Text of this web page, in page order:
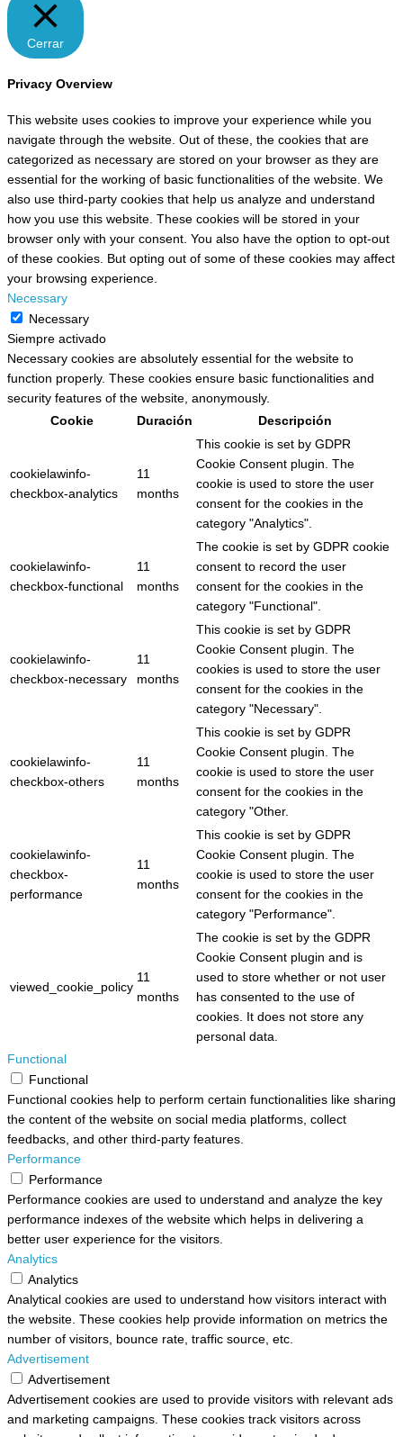
Cerrar
Privacy Overview
This website uses cookies to improve your experience while you
navigate through the website. Out of these, the cookies that are
categorized as necessary are stored on your browser as they are
essential for the working of basic functionalities of the website. We
also use third-party cookies that help us analyze and understand
how you use this website. These cookies will be stored in your
browser only with your consent. You also have the option to opt-out
of these cookies. But opting out of some of these cookies may affect
your browsing experience.
Necessary
Necessary
Siempre activado
Necessary cookies are absolutely essential for the website to
function properly. These cookies ensure basic functionalities and
security features of the website, anonymously.
Cookie
Duración Descripción
cookielawinfo-
checkbox-analytics
11
months
This cookie is set by GDPR
Cookie Consent plugin. The
cookie is used to store the user
consent for the cookies in the
category "Analytics".
cookielawinfo-
checkbox-functional
11
months
The cookie is set by GDPR cookie
consent to record the user
consent for the cookies in the
category "Functional".
cookielawinfo-
checkbox-necessary
11
months
This cookie is set by GDPR
Cookie Consent plugin. The
cookies is used to store the user
consent for the cookies in the
category "Necessary".
cookielawinfo-
checkbox-others
11
months
This cookie is set by GDPR
Cookie Consent plugin. The
cookie is used to store the user
consent for the cookies in the
category "Other.
cookielawinfo-
checkbox-
performance
11
months
This cookie is set by GDPR
Cookie Consent plugin. The
cookie is used to store the user
consent for the cookies in the
category "Performance".
viewed_cookie_policy
11
months
The cookie is set by the GDPR
Cookie Consent plugin and is
used to store whether or not user
has consented to the use of
cookies. It does not store any
personal data.
Functional
Functional
Functional cookies help to perform certain functionalities like sharing
the content of the website on social media platforms, collect
feedbacks, and other third-party features.
Performance
Performance
Performance cookies are used to understand and analyze the key
performance indexes of the website which helps in delivering a
better user experience for the visitors.
Analytics
Analytics
Analytical cookies are used to understand how visitors interact with
the website. These cookies help provide information on metrics the
number of visitors, bounce rate, traffic source, etc.
Advertisement
Advertisement
Advertisement cookies are used to provide visitors with relevant ads
and marketing campaigns. These cookies track visitors across